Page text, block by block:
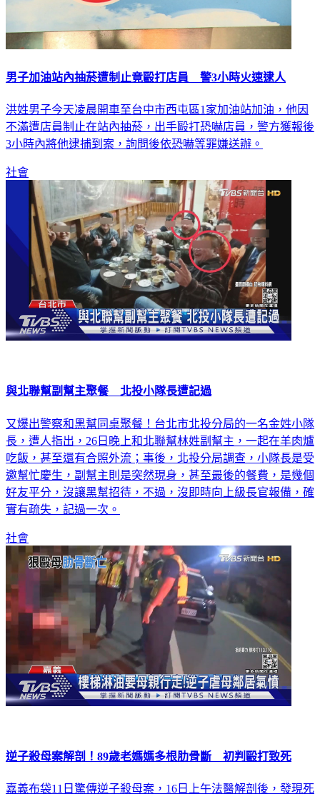
男子加油站內抽菸遭制止竟毆打店員 警3小時火速逮人
洪姓男子今天凌晨開車至台中市西屯區1家加油站加油，他因
不滿遭店員制止在站內抽菸，出手毆打恐嚇店員，警方獲報後
3小時內將他逮捕到案，詢問後依恐嚇等罪嫌送辦。
社會
與北聯幫副幫主聚餐 北投小隊長遭記過
又爆出警察和黑幫同桌聚餐！台北市北投分局的一名金姓小隊
長，遭人指出，26日晚上和北聯幫林姓副幫主，一起在羊肉爐
吃飯，甚至還有合照外流；事後，北投分局調查，小隊長是受
邀幫忙慶生，副幫主則是突然現身，甚至最後的餐費，是幾個
好友平分，沒讓黑幫招待，不過，沒即時向上級長官報備，確
實有疏失，記過一次。
社會
逆子殺母案解剖！89歲老媽媽多根肋骨斷 初判毆打致死
嘉義布袋11日驚傳逆子殺母案，16日上午法醫解剖後，發現死